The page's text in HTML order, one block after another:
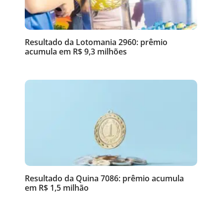
Resultado da Lotomania 2960: prêmio
acumula em R$ 9,3 milhões
Resultado da Quina 7086: prêmio acumula
em R$ 1,5 milhão